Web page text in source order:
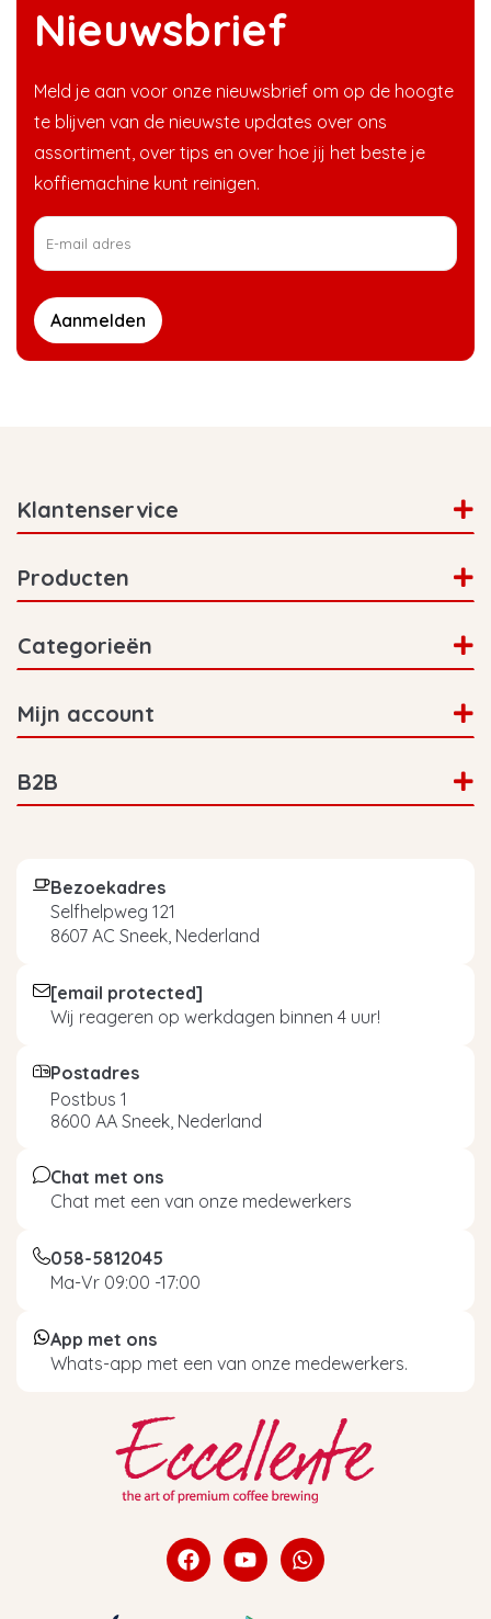
Nieuwsbrief
Meld je aan voor onze nieuwsbrief om op de hoogte
te blijven van de nieuwste updates over ons
assortiment, over tips en over hoe jij het beste je
koffiemachine kunt reinigen.
Aanmelden
Klantenservice
Producten
Categorieën
Mijn account
B2B
Bezoekadres
Selfhelpweg 121
8607 AC Sneek, Nederland
[email protected]
Wij reageren op werkdagen binnen 4 uur!
Postadres
Postbus 1
8600 AA Sneek, Nederland
Chat met ons
Chat met een van onze medewerkers
058-5812045
Ma-Vr 09:00 -17:00
App met ons
Whats-app met een van onze medewerkers.